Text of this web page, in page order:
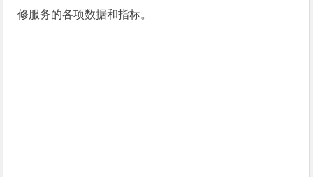
修服务的各项数据和指标。